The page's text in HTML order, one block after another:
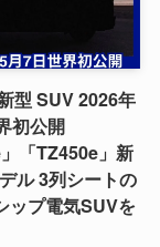
型 SUV 2026年
初公開
」「TZ450e」新
ル 3列シートの
ップ電気SUVを